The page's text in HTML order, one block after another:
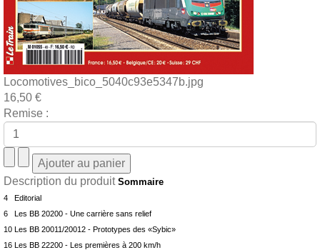
Locomotives_bico_5040c93e5347b.jpg
16,50 €
Remise :
Description du produit Sommaire
4 Editorial
6 Les BB 20200 - Une carrière sans relief
10 Les BB 20011/20012 - Prototypes des «Sybic»
16 Les BB 22200 - Les premières à 200 km/h